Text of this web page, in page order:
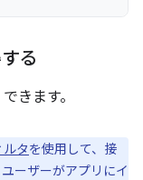
る
きます。
タを使用して、接
ーザーがアプリにイ